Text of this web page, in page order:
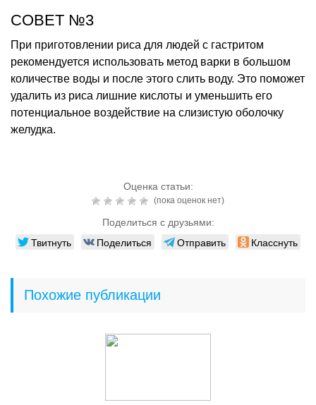
СОВЕТ №3
При приготовлении риса для людей с гастритом
рекомендуется использовать метод варки в большом
количестве воды и после этого слить воду. Это поможет
удалить из риса лишние кислоты и уменьшить его
потенциальное воздействие на слизистую оболочку
желудка.
Оценка статьи:
(пока оценок нет)
Поделиться с друзьями:
Твитнуть Поделиться Отправить Класснуть
Похожие публикации